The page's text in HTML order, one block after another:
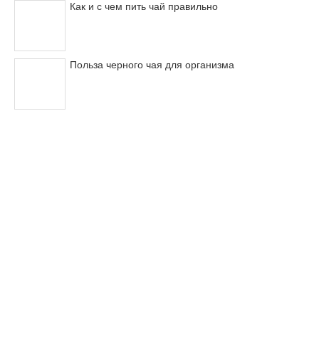
Как и с чем пить чай правильно
Польза черного чая для организма